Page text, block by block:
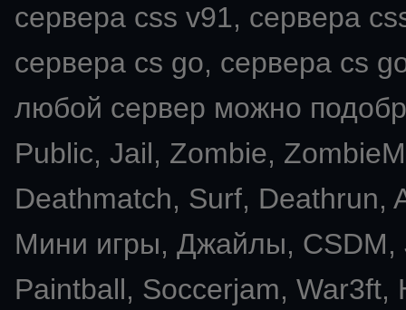
сервера css v91, сервера
сервера cs go, сервера cs
любой сервер можно
Public, Jail, Zombie,
Deathmatch, Surf, Deathrun,
Мини игры, Джайлы, CSDM,
Paintball, Soccerjam, War3ft,